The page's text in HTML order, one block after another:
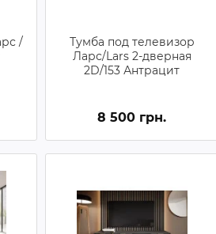
/
Тумба под телевизор
Ларс/Lars 2-дверная
2D/153 Антрацит
8 500 грн.